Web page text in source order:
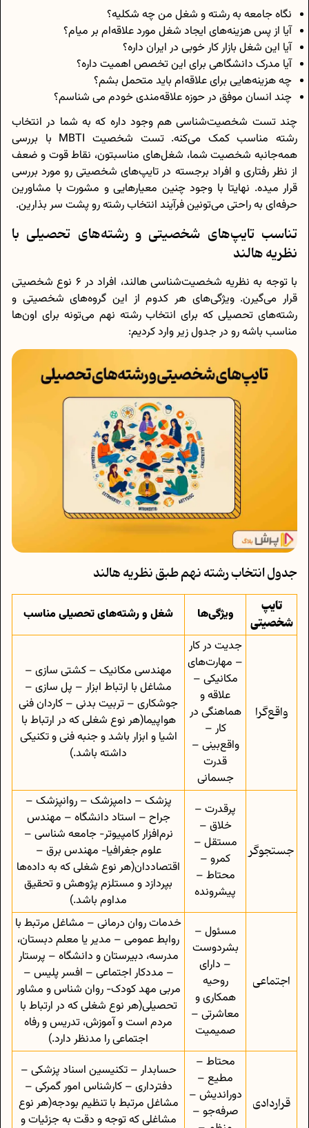
نگاه جامعه به رشته و شغل من چه شکلیه؟
آیا از پس هزینه‌های ایجاد شغل مورد علاقه‌ام بر میام؟
آیا این شغل بازار کار خوبی در ایران داره؟
آیا مدرک دانشگاهی برای این تخصص اهمیت داره؟
چه هزینه‌هایی برای علاقه‌ام باید متحمل بشم؟
چند انسان موفق در حوزه علاقه‌مندی خودم می شناسم؟
چند تست شخصیت‌شناسی هم وجود داره که به شما در انتخاب
رشته مناسب کمک می‌کنه. تست شخصیت MBTI با بررسی
همه‌جانبه شخصیت شما، شغل‌های مناسبتون، نقاط قوت و ضعف
از نظر رفتاری و افراد برجسته در تایپ‌های شخصیتی رو مورد بررسی
قرار میده. نهایتا با وجود چنین معیارهایی و مشورت با مشاورین
حرفه‌ای به راحتی می‌تونین فرآیند انتخاب رشته رو پشت سر بذارین.
تناسب تایپ‌های شخصیتی و رشته‌های تحصیلی با
نظریه هالند
با توجه به نظریه شخصیت‌شناسی هالند، افراد در 6 نوع شخصیتی
قرار می‌گیرن. ویژگی‌های هر کدوم از این گروه‌های شخصیتی و
رشته‌های تحصیلی که برای انتخاب رشته نهم می‌تونه برای اون‌ها
مناسب باشه رو در جدول زیر وارد کردیم:
جدول انتخاب رشته نهم طبق نظریه هالند
تایپ
شخصیتی
ویژگی‌ها شغل و رشته‌های تحصیلی مناسب
واقع‌گرا
جدیت در کار
– مهارت‌های
مکانیکی –
علاقه و
هماهنگی در
کار –
واقع‌بینی –
قدرت
جسمانی
مهندسی مکانیک – کشتی سازی –
مشاغل با ارتباط ابزار – پل سازی –
جوشکاری – تربیت بدنی – کاردان فنی
هواپیما(هر نوع شغلی که در ارتباط با
اشیا و ابزار باشد و جنبه فنی و تکنیکی
داشته باشد.)
جستجو‌گر
پرقدرت –
خلاق –
مستقل –
کمرو –
محتاط –
پیشرونده
پزشک – دامپزشک – روانپزشک –
جراح – استاد دانشگاه – مهندس
نرم‌افزار کامپیوتر- جامعه شناسی –
علوم جغرافیا- مهندس برق –
اقتصاددان(هر نوع شغلی که به داده‌ها
بپردازد و مستلزم پژوهش و تحقیق
مداوم باشد.)
اجتماعی
مسئول –
بشردوست
– دارای
روحیه
همکاری و
معاشرتی –
صمیمیت
خدمات روان درمانی – مشاغل مرتبط با
روابط عمومی – مدیر یا معلم دبستان،
مدرسه، دبیرستان و دانشگاه – پرستار
– مددکار اجتماعی – افسر پلیس –
مربی مهد کودک- روان شناس و مشاور
تحصیلی(هر نوع شغلی که در ارتباط با
مردم است و آموزش، تدریس و رفاه
اجتماعی را مدنظر دارد.)
قراردادی
محتاط –
مطیع –
دوراندیش –
صرفه‌جو –
حسابدار – تکنیسین اسناد پزشکی –
دفترداری – کارشناس امور گمرکی –
مشاغل مرتبط با تنظیم بودجه(هر نوع
مشاغلی که توجه و دقت به جزئیات و